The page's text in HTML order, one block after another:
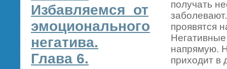
Избавляемся от
эмоционального
негатива.
Глава 6.
получать
проявятся
напрямую.
приходит